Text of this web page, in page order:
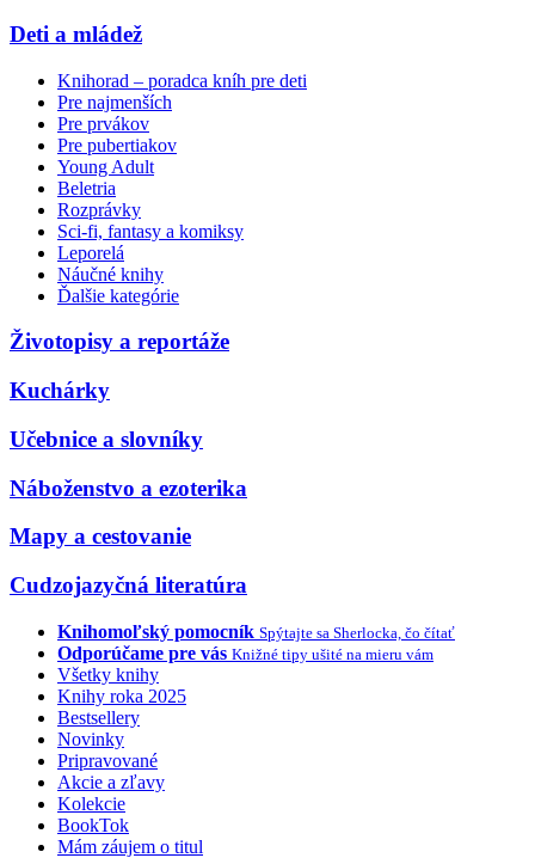
Deti a mládež
Knihorad – poradca kníh pre deti
Pre najmenších
Pre prvákov
Pre pubertiakov
Young Adult
Beletria
Rozprávky
Sci-fi, fantasy a komiksy
Leporelá
Náučné knihy
Ďalšie kategórie
Životopisy a reportáže
Kuchárky
Učebnice a slovníky
Náboženstvo a ezoterika
Mapy a cestovanie
Cudzojazyčná literatúra
Knihomoľský pomocník Spýtajte sa Sherlocka, čo čítať
Odporúčame pre vás Knižné tipy ušité na mieru vám
Všetky knihy
Knihy roka 2025
Bestsellery
Novinky
Pripravované
Akcie a zľavy
Kolekcie
BookTok
Mám záujem o titul